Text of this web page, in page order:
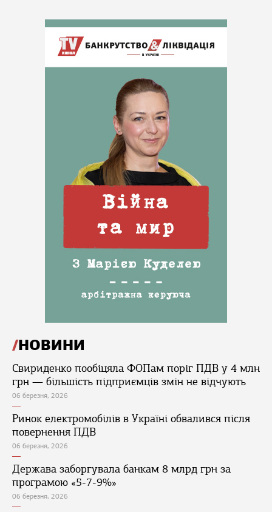
НОВИНИ
Свириденко пообіцяла ФОПам поріг ПДВ у 4 млн
грн — більшість підприємців змін не відчують
06 березня, 2026
Ринок електромобілів в Україні обвалився після
повернення ПДВ
06 березня, 2026
Держава заборгувала банкам 8 млрд грн за
програмою «5-7-9%»
06 березня, 2026